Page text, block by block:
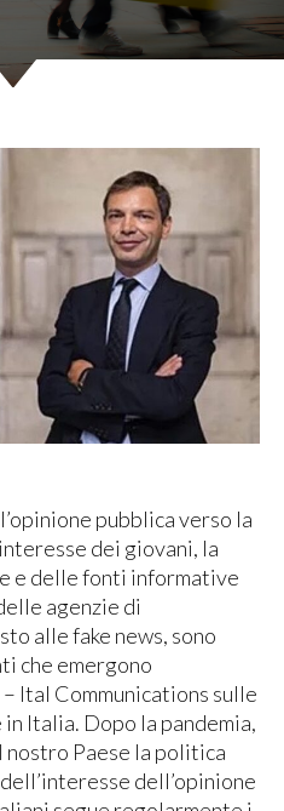
pubblica verso la
dei giovani, la
e delle fonti informative
agenzie di
alle fake news, sono
che emergono
Ital Communications sulle
Italia. Dopo la pandemia,
nostro Paese la politica
dell’opinione